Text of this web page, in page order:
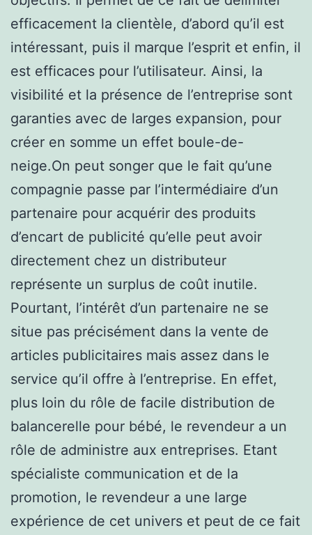
efficacement la clientèle, d’abord qu’il est
intéressant, puis il marque l’esprit et enfin, il
est efficaces pour l’utilisateur. Ainsi, la
visibilité et la présence de l’entreprise sont
garanties avec de larges expansion, pour
créer en somme un effet boule-de-
neige.On peut songer que le fait qu’une
compagnie passe par l’intermédiaire d’un
partenaire pour acquérir des produits
d’encart de publicité qu’elle peut avoir
directement chez un distributeur
représente un surplus de coût inutile.
Pourtant, l’intérêt d’un partenaire ne se
situe pas précisément dans la vente de
articles publicitaires mais assez dans le
service qu’il offre à l’entreprise. En effet,
plus loin du rôle de facile distribution de
balancerelle pour bébé, le revendeur a un
rôle de administre aux entreprises. Etant
spécialiste communication et de la
promotion, le revendeur a une large
expérience de cet univers et peut de ce fait